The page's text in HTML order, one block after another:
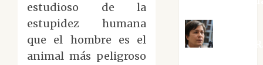
estudioso de la
estupidez humana
que el hombre es el
animal más peligroso